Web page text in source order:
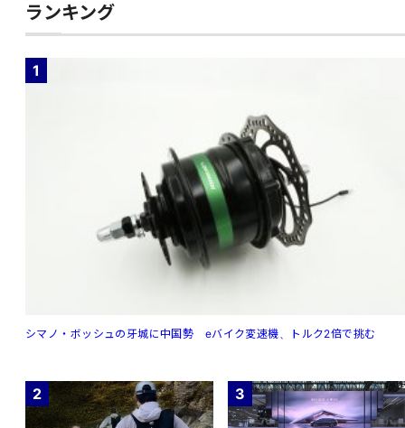
ランキング
1
シマノ・ボッシュの牙城に中国勢 eバイク変速機、トルク2倍で挑む
2 3